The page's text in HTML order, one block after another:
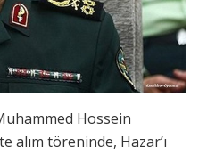
Hossein
alım töreninde, Hazar’ı